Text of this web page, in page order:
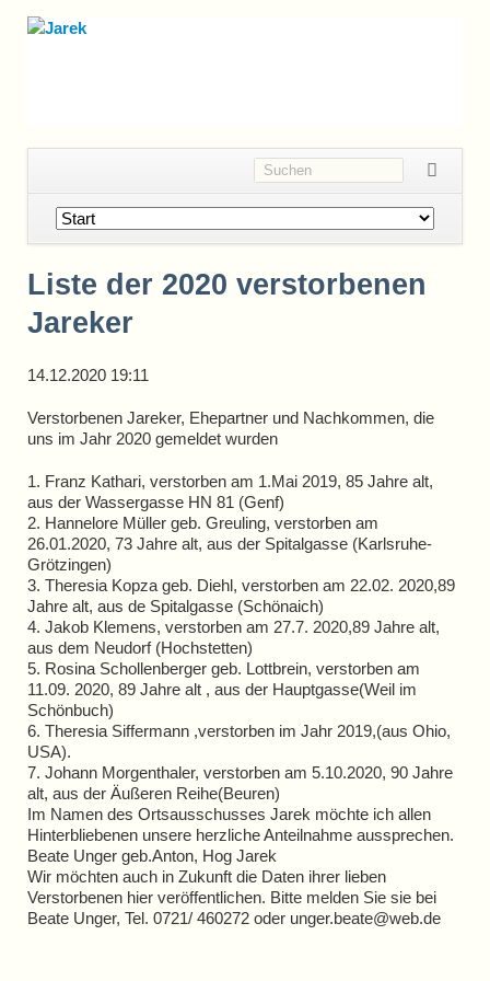
Navigation
überspringen
Liste der 2020 verstorbenen
Jareker
14.12.2020 19:11
Verstorbenen Jareker, Ehepartner und Nachkommen, die
uns im Jahr 2020 gemeldet wurden
1. Franz Kathari, verstorben am 1.Mai 2019, 85 Jahre alt,
aus der Wassergasse HN 81 (Genf)
2. Hannelore Müller geb. Greuling, verstorben am
26.01.2020, 73 Jahre alt, aus der Spitalgasse (Karlsruhe-
Grötzingen)
3. Theresia Kopza geb. Diehl, verstorben am 22.02. 2020,89
Jahre alt, aus de Spitalgasse (Schönaich)
4. Jakob Klemens, verstorben am 27.7. 2020,89 Jahre alt,
aus dem Neudorf (Hochstetten)
5. Rosina Schollenberger geb. Lottbrein, verstorben am
11.09. 2020, 89 Jahre alt , aus der Hauptgasse(Weil im
Schönbuch)
6. Theresia Siffermann ,verstorben im Jahr 2019,(aus Ohio,
USA).
7. Johann Morgenthaler, verstorben am 5.10.2020, 90 Jahre
alt, aus der Äußeren Reihe(Beuren)
Im Namen des Ortsausschusses Jarek möchte ich allen
Hinterbliebenen unsere herzliche Anteilnahme aussprechen.
Beate Unger geb.Anton, Hog Jarek
Wir möchten auch in Zukunft die Daten ihrer lieben
Verstorbenen hier veröffentlichen. Bitte melden Sie sie bei
Beate Unger, Tel. 0721/ 460272 oder unger.beate@web.de